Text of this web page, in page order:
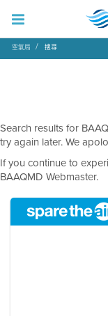
空氣局 搜尋
Search results for
try again later. We
If you continue to
BAAQMD Webmaster.